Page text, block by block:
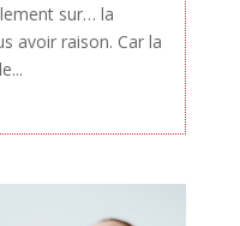
sur… la
avoir raison. Car la